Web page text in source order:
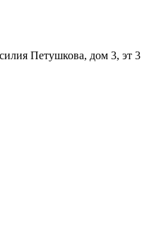
Петушкова, дом 3, эт 3